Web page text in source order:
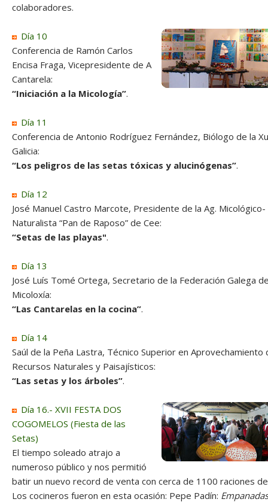
colaboradores.
Día 10
Conferencia de Ramón Carlos
Encisa Fraga, Vicepresidente de A
Cantarela:
“Iniciación a la Micología”.
Día 11
Conferencia de Antonio Rodríguez Fernández, Biólogo de la
Galicia:
“Los peligros de las setas tóxicas y alucinógenas”.
Día 12
José Manuel Castro Marcote, Presidente de la Ag. Micológico-
Naturalista “Pan de Raposo” de Cee:
“Setas de las playas".
Día 13
José Luís Tomé Ortega, Secretario de la Federación Galega
Micoloxía:
“Las Cantarelas en la cocina”.
Día 14
Saúl de la Peña Lastra, Técnico Superior en Aprovechamiento
Recursos Naturales y Paisajísticos:
“Las setas y los árboles”.
Día 16.- XVII FESTA DOS
COGOMELOS (Fiesta de las
Setas)
El tiempo soleado atrajo a
numeroso público y nos permitió
batir un nuevo record de venta con cerca de 1100 raciones
Los cocineros fueron en esta ocasión: Pepe Padín: